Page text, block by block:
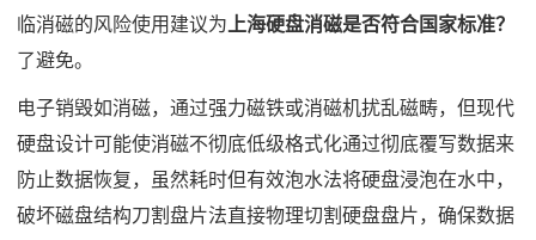
临消磁的风险使用建议为 上海硬盘消磁是否符合国家标准？
了避免。
电子销毁如消磁，通过强力磁铁或消磁机扰乱磁畴，但现代
硬盘设计可能使消磁不彻底低级格式化通过彻底覆写数据来
防止数据恢复，虽然耗时但有效泡水法将硬盘浸泡在水中，
破坏磁盘结构刀割盘片法直接物理切割硬盘盘片，确保数据